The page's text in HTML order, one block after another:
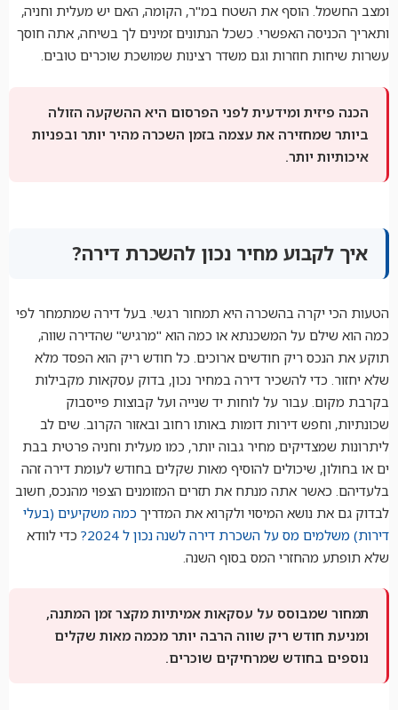
ומצב החשמל. הוסף את השטח במ"ר, הקומה, האם יש מעלית וחניה,
ותאריך הכניסה האפשרי. כשכל הנתונים זמינים לך בשיחה, אתה חוסך
עשרות שיחות חוזרות וגם משדר רצינות שמושכת שוכרים טובים.
הכנה פיזית ומידעית לפני הפרסום היא ההשקעה הזולה
ביותר שמחזירה את עצמה בזמן השכרה מהיר יותר ובפניות
איכותיות יותר.
איך לקבוע מחיר נכון להשכרת דירה?
הטעות הכי יקרה בהשכרה היא תמחור רגשי. בעל דירה שמתמחר לפי
כמה הוא שילם על המשכנתא או כמה הוא "מרגיש" שהדירה שווה,
תוקע את הנכס ריק חודשים ארוכים. כל חודש ריק הוא הפסד מלא
שלא יחזור. כדי להשכיר דירה במחיר נכון, בדוק עסקאות מקבילות
בקרבת מקום. עבור על לוחות יד שנייה ועל קבוצות פייסבוק
שכונתיות, וחפש דירות דומות באותו רחוב ובאזור הקרוב. שים לב
ליתרונות שמצדיקים מחיר גבוה יותר, כמו מעלית וחניה פרטית בבת
ים או בחולון, שיכולים להוסיף מאות שקלים בחודש לעומת דירה זהה
בלעדיהם. כאשר אתה מנתח את תזרים המזומנים הצפוי מהנכס, חשוב
לבדוק גם את נושא המיסוי ולקרוא את המדריך כמה משקיעים (בעלי
דירות) משלמים מס על השכרת דירה לשנה נכון ל 2024?
כדי לוודא
שלא תופתע מהחזרי המס בסוף השנה.
תמחור שמבוסס על עסקאות אמיתיות מקצר זמן המתנה,
ומניעת חודש ריק שווה הרבה יותר מכמה מאות שקלים
נוספים בחודש שמרחיקים שוכרים.